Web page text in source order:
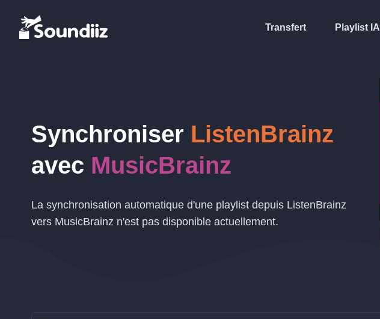
Transfert Playlist IA
Synchroniser ListenBrainz
avec MusicBrainz
La synchronisation automatique d'une playlist depuis ListenBrainz
vers MusicBrainz n'est pas disponible actuellement.